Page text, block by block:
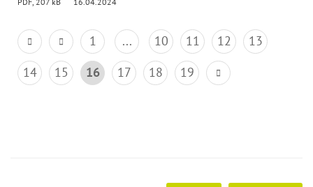
1 ... 10 11 12
13
14
15 16 17 18 19